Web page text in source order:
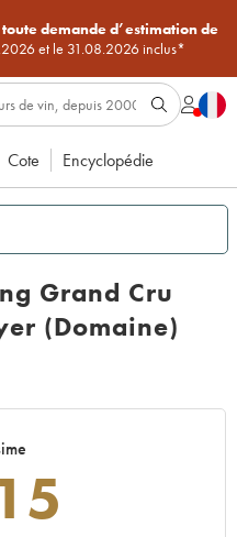
demande d’estimation de
et le 31.08.2026 inclus*
Cote Encyclopédie
Grand Cru
(Domaine)